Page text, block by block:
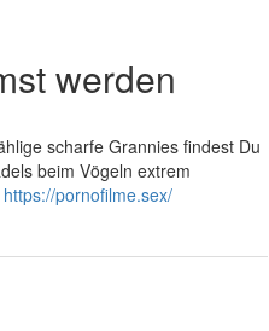
werden
scharfe Grannies findest Du
beim Vögeln extrem
https://pornofilme.sex/